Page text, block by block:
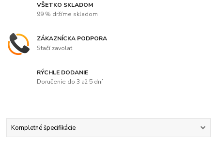
VŠETKO SKLADOM
99 % držíme skladom
ZÁKAZNÍCKA PODPORA
Stačí zavolať
RÝCHLE DODANIE
Doručenie do 3 až 5 dní
Kompletné špecifikácie